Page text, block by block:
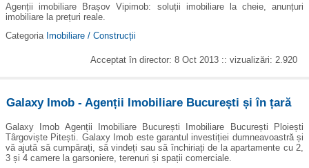
Agenții imobiliare Brașov Vipimob: soluții imobiliare la cheie, anunțuri
imobiliare la prețuri reale.
Categoria Imobiliare / Construcții
Acceptat în director: 8 Oct 2013 :: vizualizări: 2.920
Galaxy Imob - Agenții Imobiliare București și în țară
Galaxy Imob Agenții Imobiliare București Imobiliare București Ploiești
Târgoviște Pitești. Galaxy Imob este garantul investiției dumneavoastră și
vă ajută să cumpărați, să vindeți sau să închiriați de la apartamente cu 2,
3 și 4 camere la garsoniere, terenuri și spații comerciale.